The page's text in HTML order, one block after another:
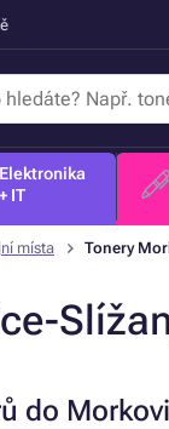
Elektronika
+ IT
místa Tonery
do